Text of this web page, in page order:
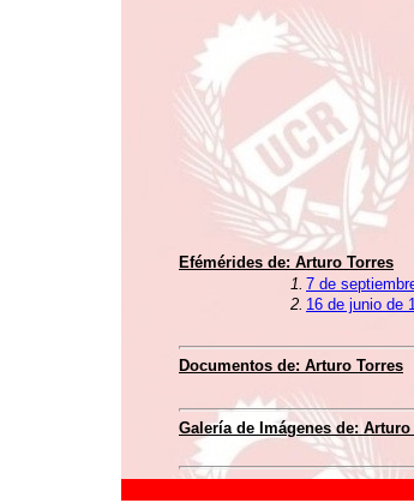
Efémérides de: Arturo Torres
1. 7 de
2. 16 de junio de
Documentos de: Arturo Torres
Galería de Imágenes de: Arturo